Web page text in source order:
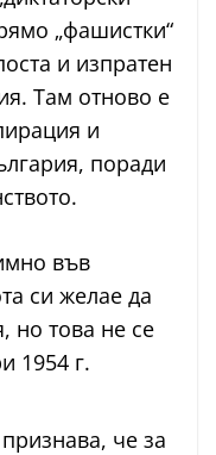
„фашистки“
и изпратен
Там отново е
и
поради
във
си желае да
но това не се
1954 г.
че за